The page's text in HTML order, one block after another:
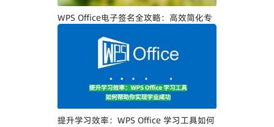
WPS Office电子签名全攻略：高效简化专
提升学习效率：WPS Office 学习工具如何